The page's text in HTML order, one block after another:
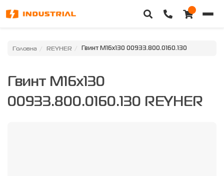
Головна
Категорії
Головна REYHER Гвинт M16x130 00933.800.0160.130
Гвинт M16x130
00933.800.0160.130 REYHER